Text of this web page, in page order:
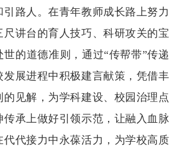
引路人。在青年教师成长路上努力
尺讲台的育人技巧、科研攻关的宝
的道德准则，通过“传帮带”传递
发展进程中积极建言献策，凭借丰
见解，为学科建设、校园治理点
传承上做好引领示范，让融入血脉
代代接力中永葆活力，为学校高质